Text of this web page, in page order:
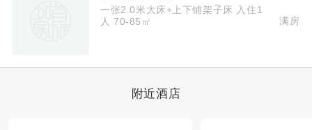
一张2.0米大床+上下铺架子床 入住1
人
70-85㎡ 满房
附近酒店